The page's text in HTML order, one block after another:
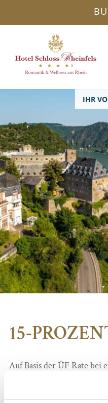
IHR
15-
Auf Basis der ÜF Rate bei
vor Ihrem Anreisedatum